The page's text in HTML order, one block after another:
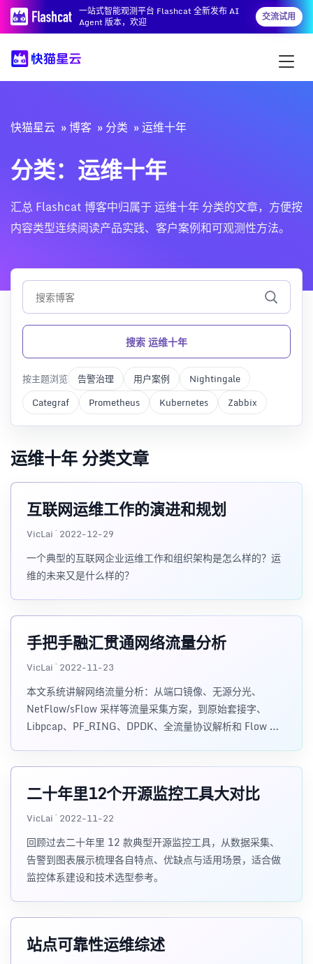
一站式智能观测平台 Flashcat 全新发布 AI
Agent 版本，欢迎
交流试用
快猫星云 博客 分类 运维十年
分类：运维十年
汇总 Flashcat 博客中归属于 运维十年 分类的文章，方便按
内容类型连续阅读产品实践、客户案例和可观测性方法。
搜索 运维十年
按主题浏览 告警治理 用户案例
Nightingale
Categraf
Prometheus Kubernetes Zabbix
运维十年 分类文章
互联网运维工作的演进和规划
VicLai · 2022-12-29
一个典型的互联网企业运维工作和组织架构是怎么样的？运
维的未来又是什么样的？
手把手融汇贯通网络流量分析
VicLai · 2022-11-23
本文系统讲解网络流量分析：从端口镜像、无源分光、
NetFlow/sFlow 采样等流量采集方案，到原始套接字、
Libpcap、PF_RING、DPDK、全流量协议解析和 Flow 采
二十年里12个开源监控工具大对比
VicLai · 2022-11-22
回顾过去二十年里 12 款典型开源监控工具，从数据采集、
告警到图表展示梳理各自特点、优缺点与适用场景，适合做
监控体系建设和技术选型参考。
站点可靠性运维综述